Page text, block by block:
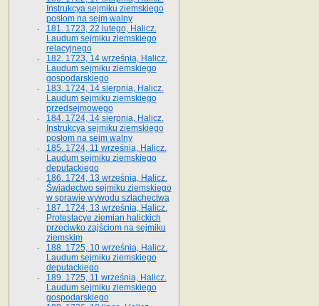
Instrukcya sejmiku ziemskiego
posłom na sejm walny
181. 1723, 22 lutego, Halicz.
Laudum sejmiku ziemskiego
relacyjnego
182. 1723, 14 września, Halicz.
Laudum sejmiku ziemskiego
gospodarskiego
183. 1724, 14 sierpnia, Halicz.
Laudum sejmiku ziemskiego
przedsejmowego
184. 1724, 14 sierpnia, Halicz.
Instrukcya sejmiku ziemskiego
posłom na sejm walny
185. 1724, 11 września, Halicz.
Laudum sejmiku ziemskiego
deputackiego
186. 1724, 13 września, Halicz.
Świadectwo sejmiku ziemskiego
w sprawie wywodu szlachectwa
187. 1724, 13 września, Halicz.
Protestacye ziemian halickich
przeciwko zajściom na sejmiku
ziemskim
188. 1725, 10 września, Halicz.
Laudum sejmiku ziemskiego
deputackiego
189. 1725, 11 września, Halicz.
Laudum sejmiku ziemskiego
gospodarskiego